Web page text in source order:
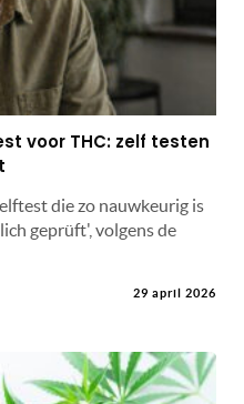
voor THC: zelf testen
die zo nauwkeurig is
geprüft', volgens de
29 april 2026